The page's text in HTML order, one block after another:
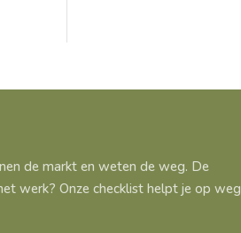
de markt en weten de weg. De
werk? Onze checklist helpt je op weg